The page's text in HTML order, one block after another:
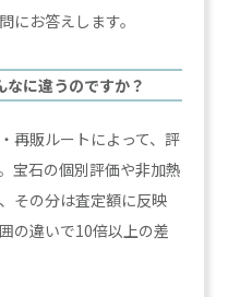
にお答えします。
なに違うのですか？
再販ルートによって、評
宝石の個別評価や非加熱
その分は査定額に反映
の違いで10倍以上の差